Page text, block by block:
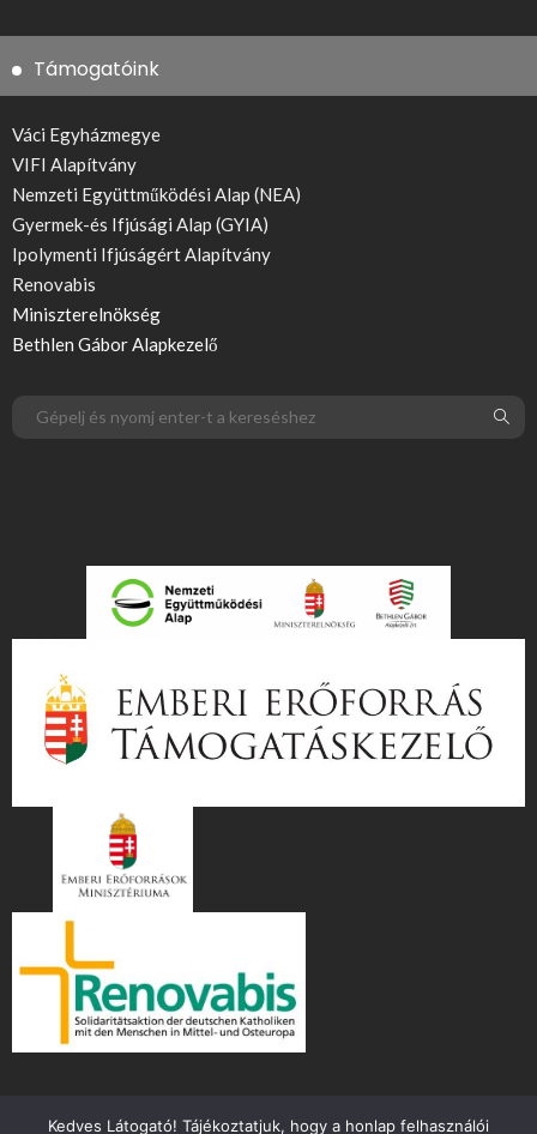
Támogatóink
Váci Egyházmegye
VIFI Alapítvány
Nemzeti Együttműködési Alap (NEA)
Gyermek-és Ifjúsági Alap (GYIA)
Ipolymenti Ifjúságért Alapítvány
Renovabis
Miniszterelnökség
Bethlen Gábor Alapkezelő
Kedves Látogató! Tájékoztatjuk, hogy a honlap felhasználói